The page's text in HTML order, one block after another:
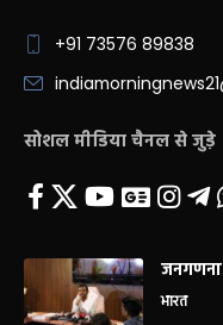
+91 73576 89838
सोशल मीडिया चैनल से जुड़े
भारत